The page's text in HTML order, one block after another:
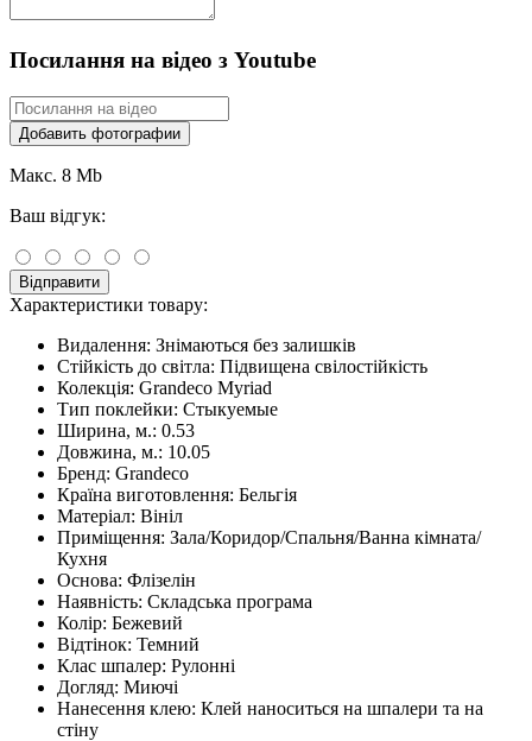
Посилання на відео з Youtube
Добавить фотографии
Макс. 8 Mb
Ваш відгук:
Відправити
Характеристики товару:
Видалення: Знімаються без залишків
Стійкість до світла: Підвищена свілостійкість
Колекція: Grandeco Myriad
Тип поклейки: Стыкуемые
Ширина, м.: 0.53
Довжина, м.: 10.05
Бренд: Grandeco
Країна виготовлення: Бельгія
Матеріал: Вініл
Приміщення: Зала/Коридор/Спальня/Ванна кімната/
Кухня
Основа: Флізелін
Наявність: Складська програма
Колір: Бежевий
Відтінок: Темний
Клас шпалер: Рулонні
Догляд: Миючі
Нанесення клею: Клей наноситься на шпалери та на
стіну